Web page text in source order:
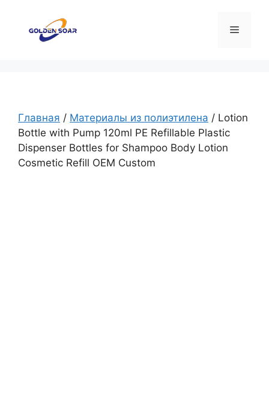
содержимому
Меню
Главная / Материалы из полиэтилена / Lotion
Bottle with Pump 120ml PE Refillable Plastic
Dispenser Bottles for Shampoo Body Lotion
Cosmetic Refill OEM Custom